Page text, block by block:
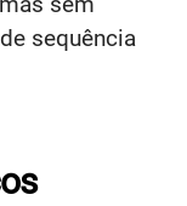
sequência